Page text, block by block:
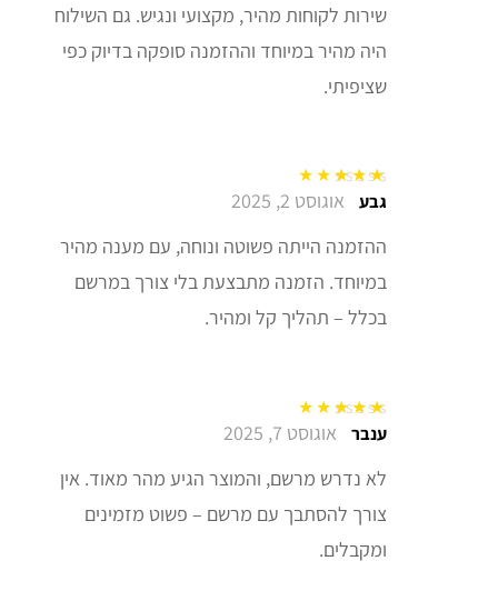
שירות לקוחות מהיר, מקצועי ונגיש. גם השילוח
היה מהיר במיוחד וההזמנה סופקה בדיוק כפי
שציפיתי.
דורג5מתוך 5 גבע אוגוסט 2, 2025
ההזמנה הייתה פשוטה ונוחה, עם מענה מהיר
במיוחד. הזמנה מתבצעת בלי צורך במרשם
בכלל – תהליך קל ומהיר.
דורג5מתוך 5ענבר אוגוסט 7, 2025
לא נדרש מרשם, והמוצר הגיע מהר מאוד. אין
צורך להסתבך עם מרשם – פשוט מזמינים
ומקבלים.